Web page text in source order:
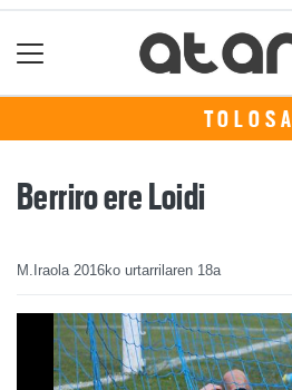
TOLOSA
Berriro ere Loidi
M.Iraola 2016ko urtarrilaren 18a